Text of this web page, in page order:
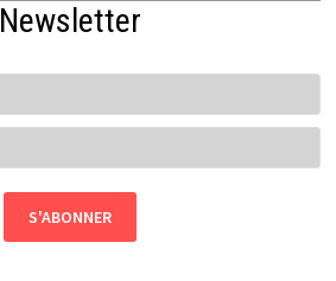
Newsletter